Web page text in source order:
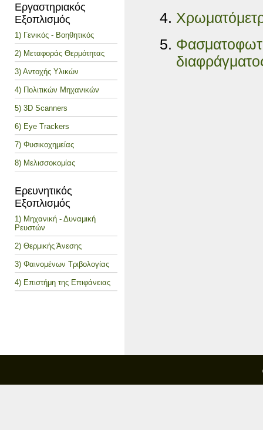
Εργαστηριακός
Εξοπλισμός
1) Γενικός - Βοηθητικός
2) Μεταφοράς Θερμότητας
3) Αντοχής Υλικών
4) Πολιτικών Μηχανικών
5) 3D Scanners
6) Eye Trackers
7) Φυσικοχημείας
8) Μελισσοκομίας
Ερευνητικός
Εξοπλισμός
1) Μηχανική - Δυναμική
Ρευστών
2) Θερμικής Άνεσης
3) Φαινομένων Τριβολογίας
4) Επιστήμη της Επιφάνειας